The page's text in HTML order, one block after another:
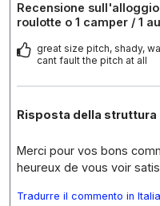
Recensione sull'alloggio
roulotte o 1 camper / 1
great size pitch, shady,
cant fault the pitch at all
Risposta della struttura
Merci pour vos bons
heureux de vous voir
Tradurre il commento in